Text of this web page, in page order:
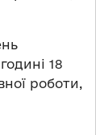
18
роботи,